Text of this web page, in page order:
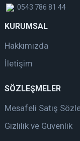
0543 786 81 44
KURUMSAL
Hakkımızda
İletişim
SÖZLEŞMELER
Mesafeli Satış
Gizlilik ve Güvenlik